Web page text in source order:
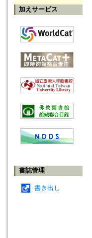
加えサービス
書誌管理
書き出し